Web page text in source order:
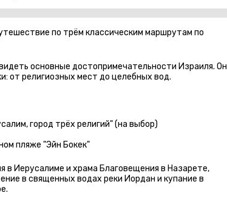
по трём классическим маршрутам по
основные достопримечательности Израиля. Он
от религиозных мест до целебных вод.
город трёх религий" (на выбор)
пляже "Эйн Бокек"
в Иерусалиме и храма Благовещения в Назарете,
в священных водах реки Иордан и купание в